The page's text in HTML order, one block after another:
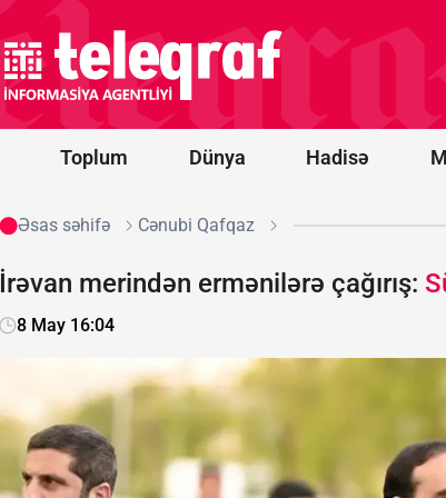
Toplum Dünya Hadisə
Medvedev:
Ermənistan
üçün çox
pis olacaq
Əsas səhifə Cənubi Qafqaz
İrəvan merindən ermənilərə çağırış:
8 May 16:04